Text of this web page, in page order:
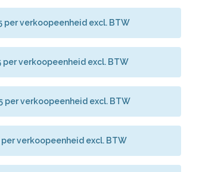
per verkoopeenheid excl. BTW
per verkoopeenheid excl. BTW
per verkoopeenheid excl. BTW
verkoopeenheid excl. BTW